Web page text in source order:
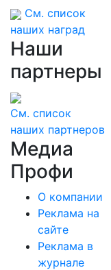
См. список
наших наград
Наши
партнеры
См. список
наших партнеров
Медиа
Профи
О компании
Реклама на
сайте
Реклама в
журнале